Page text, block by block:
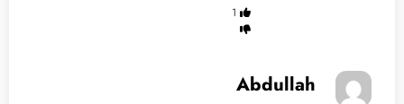
1
Abdullah